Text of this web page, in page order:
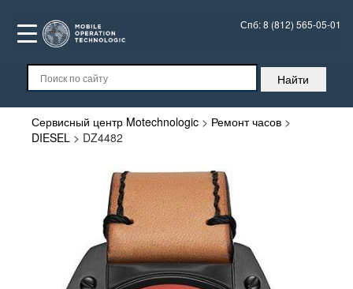
Спб:8 (812) 565-05-01
Сервисный центр Motechnologic > Ремонт часов >
DIESEL > DZ4482